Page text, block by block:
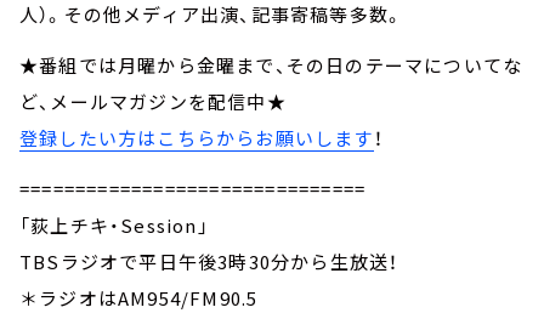
人）。その他メディア出演、記事寄稿等多数。
★番組では月曜から金曜まで、その日のテーマについてな
ど、メールマガジンを配信中★
登録したい方はこちらからお願いします！
===============================
「荻上チキ・Session」
TBSラジオで平日午後3時30分から生放送！
＊ラジオはAM954/FM90.5